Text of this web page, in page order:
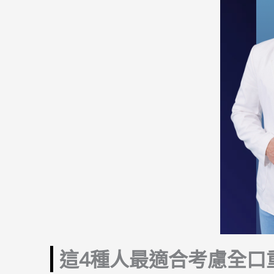
這4種人最適合考慮全口